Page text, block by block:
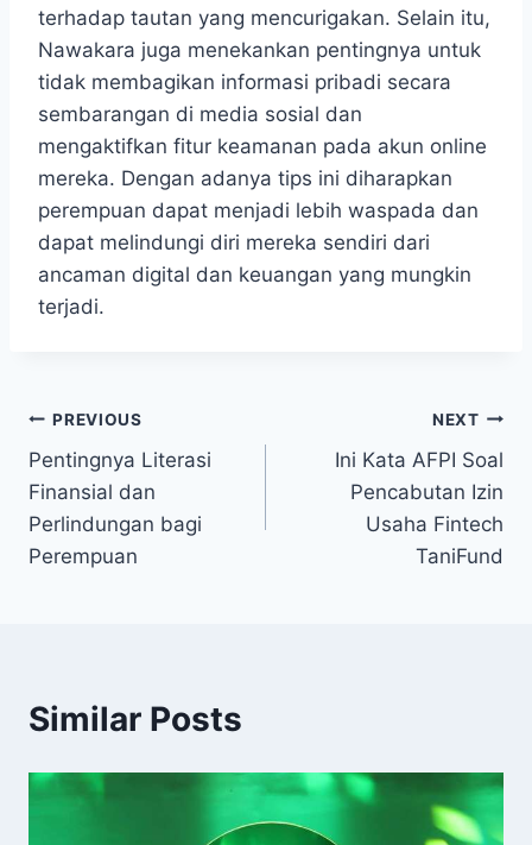
terhadap tautan yang mencurigakan. Selain itu,
Nawakara juga menekankan pentingnya untuk
tidak membagikan informasi pribadi secara
sembarangan di media sosial dan
mengaktifkan fitur keamanan pada akun online
mereka. Dengan adanya tips ini diharapkan
perempuan dapat menjadi lebih waspada dan
dapat melindungi diri mereka sendiri dari
ancaman digital dan keuangan yang mungkin
terjadi.
Post
navigation
PREVIOUS
Pentingnya Literasi
Finansial dan
Perlindungan bagi
Perempuan
NEXT
Ini Kata AFPI Soal
Pencabutan Izin
Usaha Fintech
TaniFund
Similar Posts